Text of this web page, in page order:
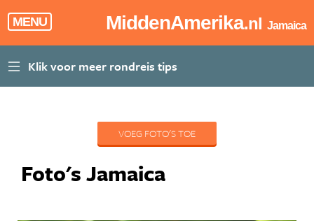
MENU MiddenAmerika.nl Jamaica
VOEG FOTO'S TOE
Foto's Jamaica